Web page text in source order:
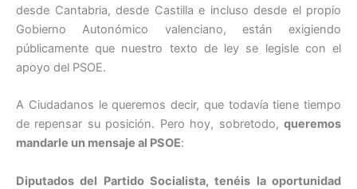
desde Cantabria, desde Castilla e incluso desde el propio
Gobierno Autonómico valenciano, están exigiendo
públicamente que nuestro texto de ley se legisle con el
apoyo del PSOE.
A Ciudadanos le queremos decir, que todavía tiene tiempo
de repensar su posición. Pero hoy, sobretodo, queremos
mandarle un mensaje al PSOE:
Diputados del Partido Socialista, tenéis la oportunidad